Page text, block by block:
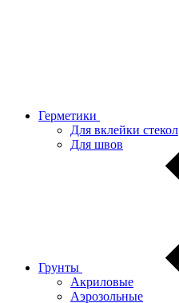
Герметики
Для вклейки стекол
Для швов
Грунты
Акриловые
Аэрозольные